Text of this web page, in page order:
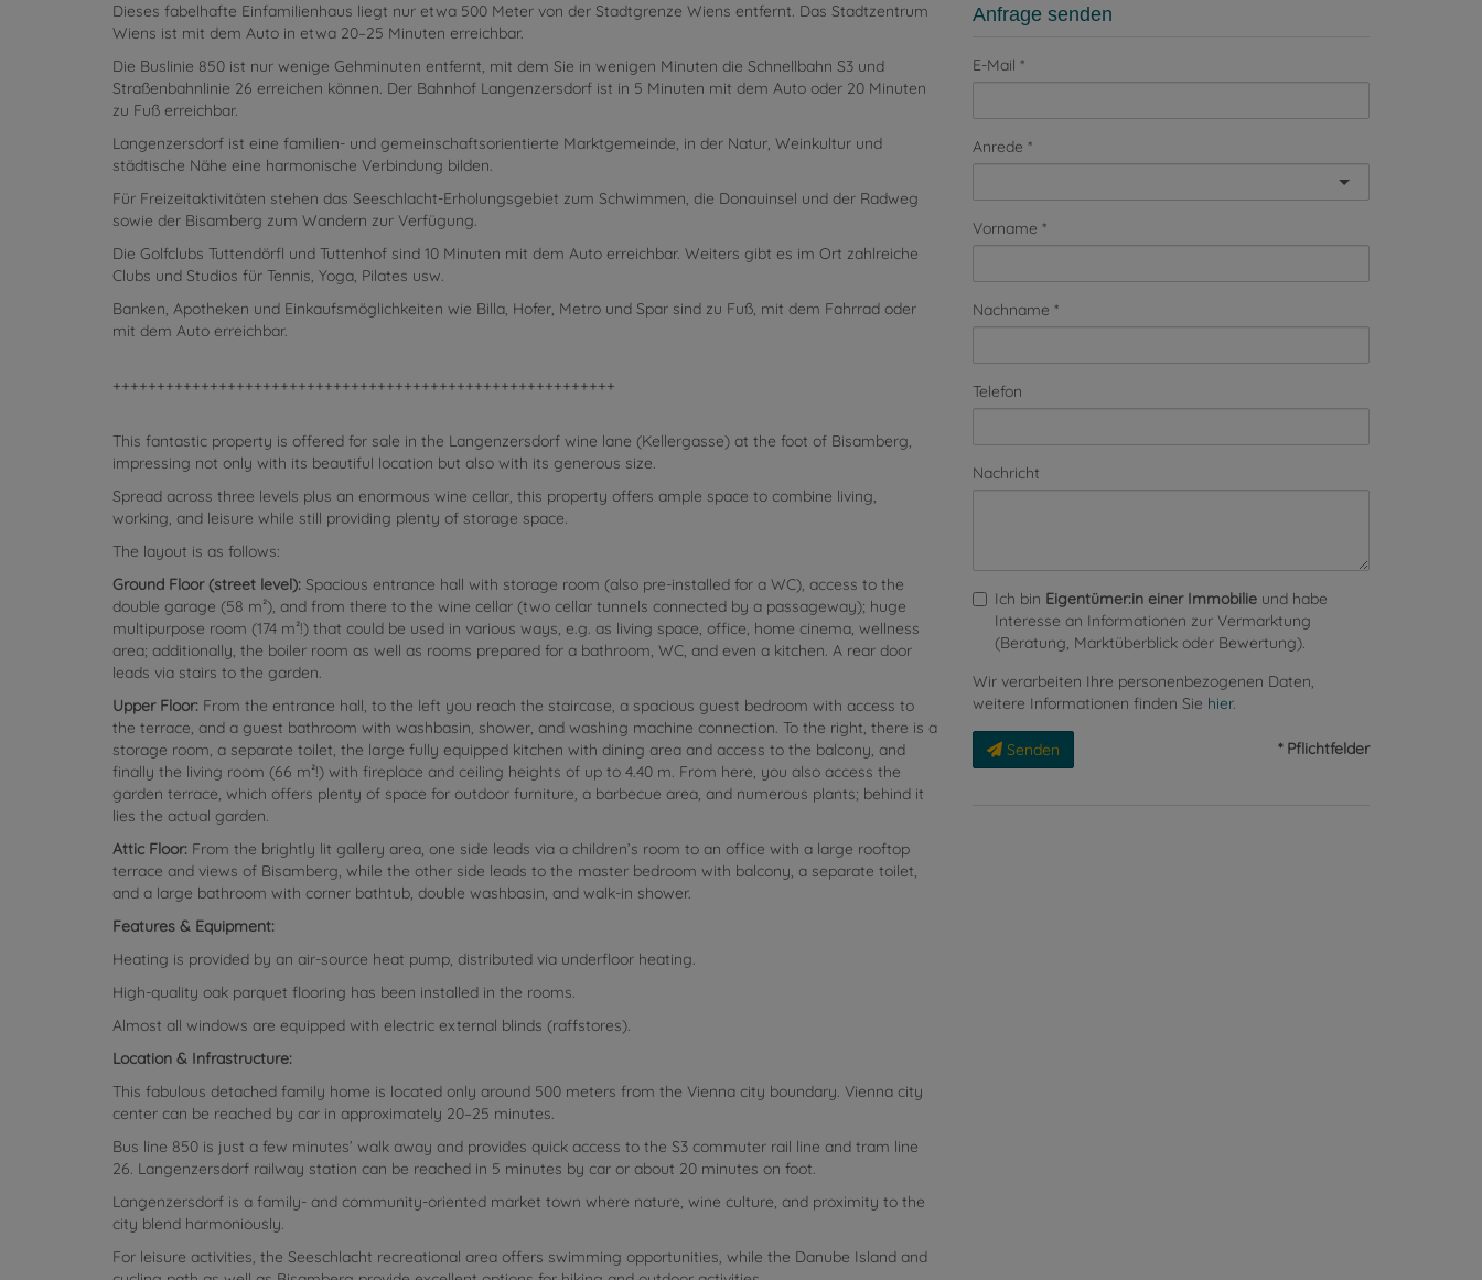
Dieses fabelhafte Einfamilienhaus liegt nur etwa 500 Meter von der Stadtgrenze Wiens entfernt. Das Stadtzentrum
Wiens ist mit dem Auto in etwa 20–25 Minuten erreichbar.
Die Buslinie 850 ist nur wenige Gehminuten entfernt, mit dem Sie in wenigen Minuten die Schnellbahn S3 und
Straßenbahnlinie 26 erreichen können. Der Bahnhof Langenzersdorf ist in 5 Minuten mit dem Auto oder 20 Minuten
zu Fuß erreichbar.
Langenzersdorf ist eine familien- und gemeinschaftsorientierte Marktgemeinde, in der Natur, Weinkultur und
städtische Nähe eine harmonische Verbindung bilden.
Für Freizeitaktivitäten stehen das Seeschlacht-Erholungsgebiet zum Schwimmen, die Donauinsel und der Radweg
sowie der Bisamberg zum Wandern zur Verfügung.
Die Golfclubs Tuttendörfl und Tuttenhof sind 10 Minuten mit dem Auto erreichbar. Weiters gibt es im Ort zahlreiche
Clubs und Studios für Tennis, Yoga, Pilates usw.
Banken, Apotheken und Einkaufsmöglichkeiten wie Billa, Hofer, Metro und Spar sind zu Fuß, mit dem Fahrrad oder
mit dem Auto erreichbar.
+++++++++++++++++++++++++++++++++++++++++++++++++++++++++
This fantastic property is offered for sale in the Langenzersdorf wine lane (Kellergasse) at the foot of Bisamberg,
impressing not only with its beautiful location but also with its generous size.
Spread across three levels plus an enormous wine cellar, this property offers ample space to combine living,
working, and leisure while still providing plenty of storage space.
The layout is as follows:
Ground Floor (street level): Spacious entrance hall with storage room (also pre-installed for a WC), access to the
double garage (58 m²), and from there to the wine cellar (two cellar tunnels connected by a passageway); huge
multipurpose room (174 m²!) that could be used in various ways, e.g. as living space, office, home cinema, wellness
area; additionally, the boiler room as well as rooms prepared for a bathroom, WC, and even a kitchen. A rear door
leads via stairs to the garden.
Upper Floor: From the entrance hall, to the left you reach the staircase, a spacious guest bedroom with access to
the terrace, and a guest bathroom with washbasin, shower, and washing machine connection. To the right, there is a
storage room, a separate toilet, the large fully equipped kitchen with dining area and access to the balcony, and
finally the living room (66 m²!) with fireplace and ceiling heights of up to 4.40 m. From here, you also access the
garden terrace, which offers plenty of space for outdoor furniture, a barbecue area, and numerous plants; behind it
lies the actual garden.
Attic Floor: From the brightly lit gallery area, one side leads via a children’s room to an office with a large rooftop
terrace and views of Bisamberg, while the other side leads to the master bedroom with balcony, a separate toilet,
and a large bathroom with corner bathtub, double washbasin, and walk-in shower.
Features & Equipment:
Heating is provided by an air-source heat pump, distributed via underfloor heating.
High-quality oak parquet flooring has been installed in the rooms.
Almost all windows are equipped with electric external blinds (raffstores).
Location & Infrastructure:
This fabulous detached family home is located only around 500 meters from the Vienna city boundary. Vienna city
center can be reached by car in approximately 20–25 minutes.
Bus line 850 is just a few minutes’ walk away and provides quick access to the S3 commuter rail line and tram line
26. Langenzersdorf railway station can be reached in 5 minutes by car or about 20 minutes on foot.
Langenzersdorf is a family- and community-oriented market town where nature, wine culture, and proximity to the
city blend harmoniously.
For leisure activities, the Seeschlacht recreational area offers swimming opportunities, while the Danube Island and
Anfrage senden
E-Mail
Anrede
Vorname
Nachname
Telefon
Nachricht
Ich bin Eigentümer:in einer Immobilie und habe
Interesse an Informationen zur Vermarktung
(Beratung, Marktüberblick oder Bewertung).
Wir verarbeiten Ihre personenbezogenen Daten,
weitere Informationen finden Sie hier.
Senden * Pflichtfelder